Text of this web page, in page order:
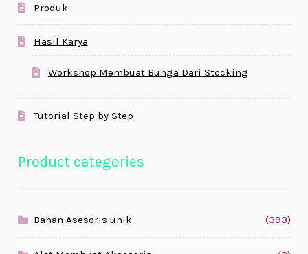
Produk
Hasil Karya
Workshop Membuat Bunga Dari Stocking
Tutorial Step by Step
Product categories
Bahan Asesoris unik (393)